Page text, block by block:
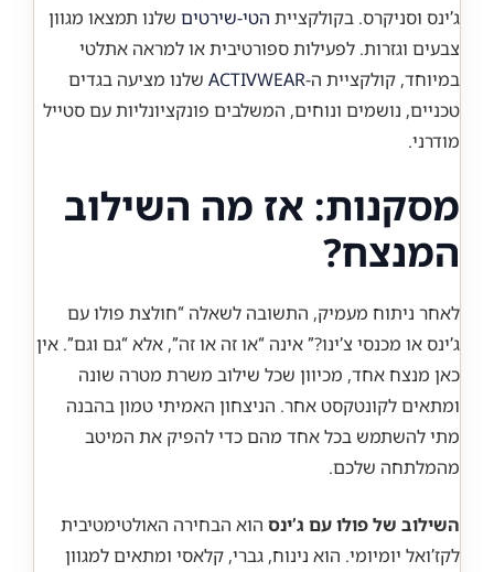
ג’ינס וסניקרס. בקולקציית הטי-שירטים שלנו תמצאו מגוון
צבעים וגזרות. לפעילות ספורטיבית או למראה אתלטי
במיוחד, קולקציית ה-ACTIVWEAR שלנו מציעה בגדים
טכניים, נושמים ונוחים, המשלבים פונקציונליות עם סטייל
מודרני.
מסקנות: אז מה השילוב
המנצח?
לאחר ניתוח מעמיק, התשובה לשאלה “חולצת פולו עם
ג’ינס או מכנסי צ’ינו?” אינה “או זה או זה”, אלא “גם וגם”. אין
כאן מנצח אחד, מכיוון שכל שילוב משרת מטרה שונה
ומתאים לקונטקסט אחר. הניצחון האמיתי טמון בהבנה
מתי להשתמש בכל אחד מהם כדי להפיק את המיטב
מהמלתחה שלכם.
השילוב של פולו עם ג’ינס הוא הבחירה האולטימטיבית
לקז’ואל יומיומי. הוא נינוח, גברי, קלאסי ומתאים למגוון